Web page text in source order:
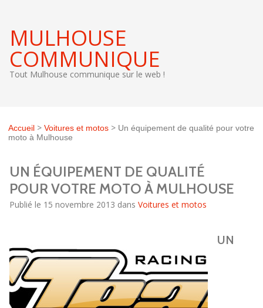
MULHOUSE
COMMUNIQUE
Tout Mulhouse communique sur le web !
Accueil > Voitures et motos > Un équipement de qualité pour votre
moto à Mulhouse
UN ÉQUIPEMENT DE QUALITÉ
POUR VOTRE MOTO À MULHOUSE
Publié le 15 novembre 2013 dans Voitures et motos
UN